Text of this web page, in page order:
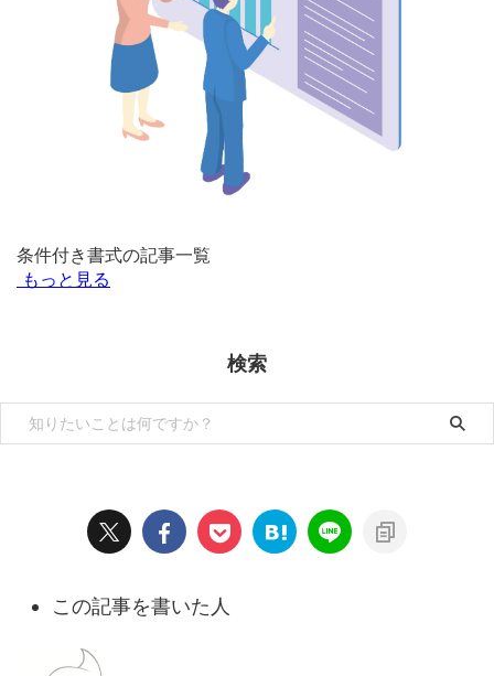
条件付き書式の記事一覧
もっと見る
検索
この記事を書いた人